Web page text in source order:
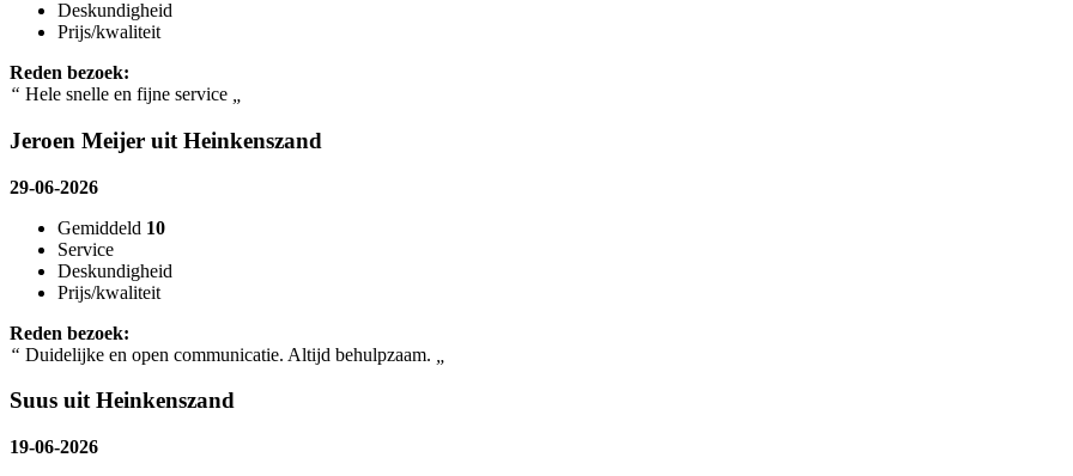
Deskundigheid
Prijs/kwaliteit
Reden bezoek:
“ Hele snelle en fijne service
Jeroen Meijer uit Heinkenszand
29-06-2026
Gemiddeld 10
Service
Deskundigheid
Prijs/kwaliteit
Reden bezoek:
“ Duidelijke en open communicatie. Altijd behulpzaam.
Suus uit Heinkenszand
19-06-2026